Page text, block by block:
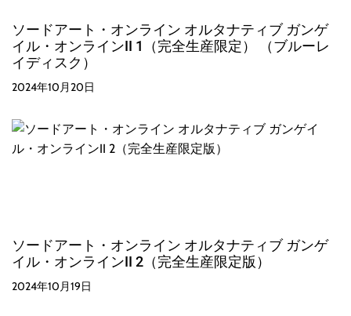
ソードアート・オンライン オルタナティブ ガンゲ
イル・オンラインII 1（完全生産限定） （ブルーレ
イディスク）
2024年10月20日
ソードアート・オンライン オルタナティブ ガンゲ
イル・オンラインII 2（完全生産限定版）
2024年10月19日